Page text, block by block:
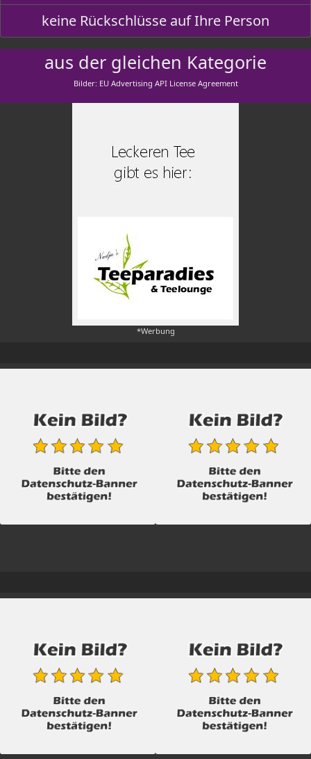
keine Rückschlüsse auf Ihre Person
aus der gleichen Kategorie
Bilder: EU Advertising API License Agreement
*Werbung